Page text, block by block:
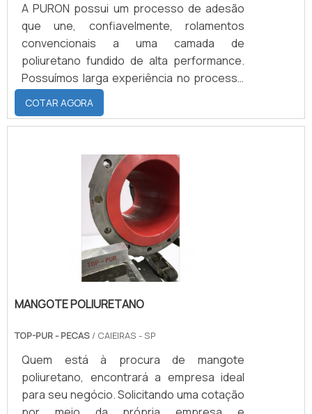
A PURON possui um processo de adesão
que une, confiavelmente, rolamentos
convencionais a uma camada de
poliuretano fundido de alta performance.
Possuímos larga experiência no processo
e já possuímos ferramental para os mais
diversos tipos de rolamentos.
COTAR AGORA
MANGOTE POLIURETANO
TOP-PUR - PECAS / CAIEIRAS - SP
Quem está à procura de mangote
poliuretano, encontrará a empresa ideal
para seu negócio. Solicitando uma cotação